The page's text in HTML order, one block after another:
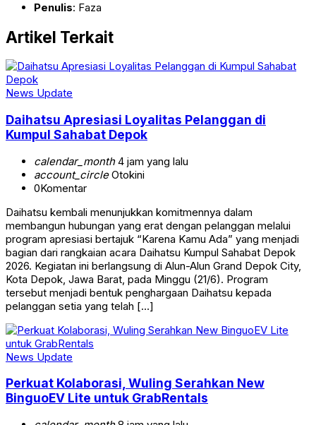
Penulis: Faza
Artikel Terkait
News Update
Daihatsu Apresiasi Loyalitas Pelanggan di
Kumpul Sahabat Depok
calendar_month4 jam yang lalu
account_circleOtokini
0Komentar
Daihatsu kembali menunjukkan komitmennya dalam
membangun hubungan yang erat dengan pelanggan melalui
program apresiasi bertajuk “Karena Kamu Ada” yang menjadi
bagian dari rangkaian acara Daihatsu Kumpul Sahabat Depok
2026. Kegiatan ini berlangsung di Alun-Alun Grand Depok City,
Kota Depok, Jawa Barat, pada Minggu (21/6). Program
tersebut menjadi bentuk penghargaan Daihatsu kepada
pelanggan setia yang telah […]
News Update
Perkuat Kolaborasi, Wuling Serahkan New
BinguoEV Lite untuk GrabRentals